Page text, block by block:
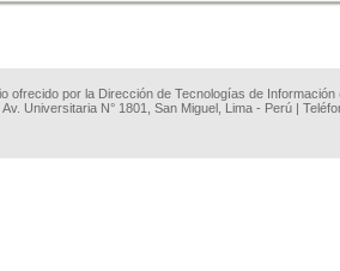
ofrecido por la Dirección de Tecnologías de
Av. Universitaria N° 1801, San Miguel, Lima - Perú |